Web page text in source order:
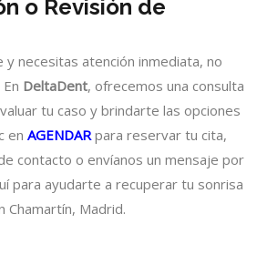
o Revisión de
y necesitas atención inmediata, no
DeltaDent, ofrecemos una consulta
tu caso y brindarte las opciones
en AGENDAR para reservar tu cita,
contacto o envíanos un mensaje por
para ayudarte a recuperar tu sonrisa
Chamartín, Madrid.